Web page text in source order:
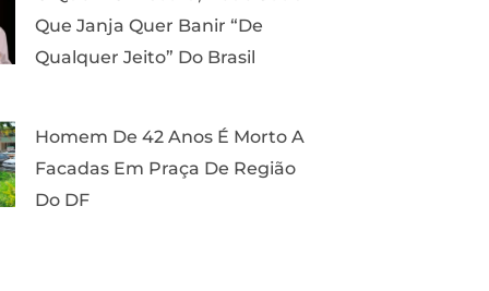
Que Janja Quer Banir “de
Qualquer Jeito” Do Brasil
Homem De 42 Anos É Morto A
Facadas Em Praça De Região
Do DF